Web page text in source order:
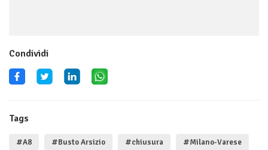
Condividi
Tags
#A8 #Busto Arsizio #chiusura #Milano-Varese